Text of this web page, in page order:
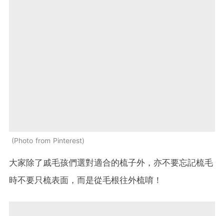
Photo from Pinterest
大家除了戚毛孩們選對適合的梳子外，亦不要忘記梳毛
時不要只梳表面，而是從毛根往外梳唷！